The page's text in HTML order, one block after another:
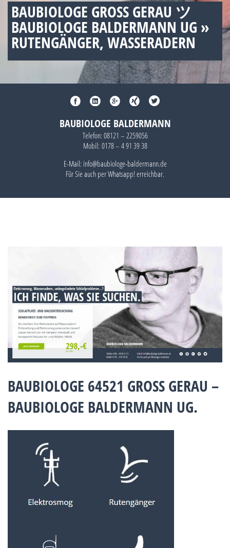
BAUBIOLOGE GROSS GERAU ツ B
AUBIOLOGE BALDERMANN UG » R
UTENGÄNGER, WASSERADERN
BAUBIOLOGE BALDERMANN
Telefon: 08121 – 2259056
Mobil: 0178 – 4 91 39 38
E-Mail: info@baubiologe-baldermann.de
Für Sie auch perWhatsapp!erreichbar.
BAUBIOLOGE 64521 GROSS GERAU – B
AUBIOLOGE BALDERMANN UG.